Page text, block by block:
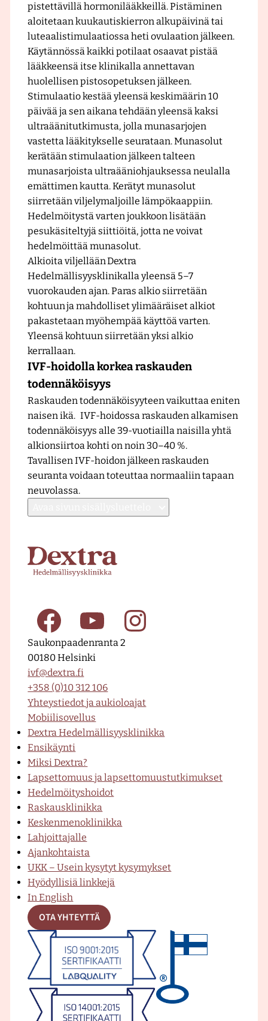
pistettävillä hormonilääkkeillä. Pistäminen
aloitetaan kuukautiskierron alkupäivinä tai
luteaalistimulaatiossa heti ovulaation jälkeen.
Käytännössä kaikki potilaat osaavat pistää
lääkkeensä itse klinikalla annettavan
huolellisen pistosopetuksen jälkeen.
Stimulaatio kestää yleensä keskimäärin 10
päivää ja sen aikana tehdään yleensä kaksi
ultraäänitutkimusta, jolla munasarjojen
vastetta lääkitykselle seurataan. Munasolut
kerätään stimulaation jälkeen talteen
munasarjoista ultraääniohjauksessa neulalla
emättimen kautta. Kerätyt munasolut
siirretään viljelymaljoille lämpökaappiin.
Hedelmöitystä varten joukkoon lisätään
pesukäsiteltyjä siittiöitä, jotta ne voivat
hedelmöittää munasolut.
Alkioita viljellään Dextra
Hedelmällisyysklinikalla yleensä 5–7
vuorokauden ajan. Paras alkio siirretään
kohtuun ja mahdolliset ylimääräiset alkiot
pakastetaan myöhempää käyttöä varten.
Yleensä kohtuun siirretään yksi alkio
kerrallaan.
IVF-hoidolla korkea raskauden
todennäköisyys
Raskauden todennäköisyyteen vaikuttaa eniten
naisen ikä. IVF-hoidossa raskauden alkamisen
todennäköisyys alle 39-vuotiailla naisilla yhtä
alkionsiirtoa kohti on noin 30–40 %.
Tavallisen IVF-hoidon jälkeen raskauden
seuranta voidaan toteuttaa normaaliin tapaan
neuvolassa.
D
r
H
e
ä
i
l
n
i
k
F
a
c
e
b
o
o
k
-
Y
o
u
T
u
b
e
-
k
a
g
a
m
Saukonpaadenranta 2
00180 Helsinki
ivf@dextra.fi
+358 (0)10 312 106
Yhteystiedot ja aukioloajat
Mobiilisovellus
OTA YHTEYTTÄ
Dextra Hedelmällisyysklinikka
Ensikäynti
Miksi Dextra?
Lapsettomuus ja lapsettomuustutkimukset
Hedelmöityshoidot
Raskausklinikka
Keskenmenoklinikka
Lahjoittajalle
Ajankohtaista
UKK – Usein kysytyt kysymykset
Hyödyllisiä linkkejä
In English